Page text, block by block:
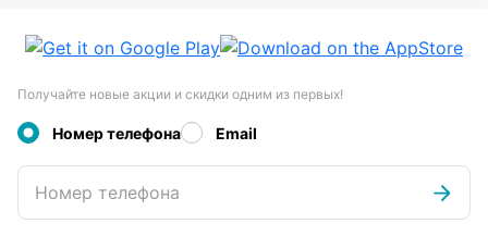
Получайте новые акции и скидки одним из первых!
Номер телефона Email
Номер телефона